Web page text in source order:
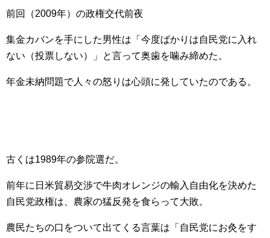
前回（2009年）の政権交代前夜
集金カバンを手にした男性は「今度ばかりは自民党に入れ
ない（投票しない）」と言って奥歯を噛み締めた。
年金未納問題で人々の怒りは心頭に発していたのである。
古くは1989年の参院選だ。
前年に日米貿易交渉で牛肉オレンジの輸入自由化を決めた
自民党政権は、農家の猛反発を食らって大敗。
農民たちの口をついて出てくる言葉は「自民党にお灸をす